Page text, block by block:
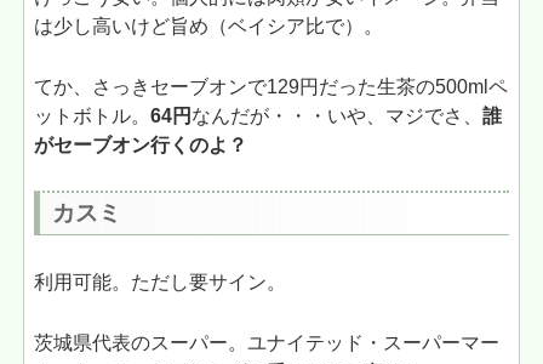
は少し高いけど旨め（ベイシア比で）。
てか、さっきセーブオンで129円だった生茶の500mlペ
ットボトル。64円 なんだが・・・いや、マジでさ、誰
がセーブオン行くのよ？
カスミ
利用可能。ただし要サイン。
茨城県代表のスーパー。ユナイテッド・スーパーマー